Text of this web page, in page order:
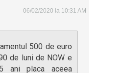
06/02/2020 la 10:31 AM
500 de euro
de luni de NOW e
ani placa aceea